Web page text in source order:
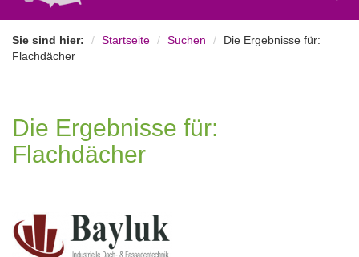
Sie sind hier: Startseite Suchen
Die Ergebnisse für:
Flachdächer
Die Ergebnisse für:
Flachdächer